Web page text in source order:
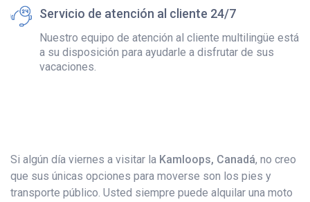
Servicio de atención al cliente 24/7
Nuestro equipo de atención al cliente multilingüe está
a su disposición para ayudarle a disfrutar de sus
vacaciones.
Si algún día viernes a visitar la Kamloops, Canadá, no creo
que sus únicas opciones para moverse son los pies y
transporte público. Usted siempre puede alquilar una moto